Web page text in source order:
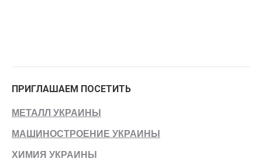
ПРИГЛАШАЕМ ПОСЕТИТЬ
МЕТАЛЛ УКРАИНЫ
МАШИНОСТРОЕНИЕ УКРАИНЫ
ХИМИЯ УКРАИНЫ